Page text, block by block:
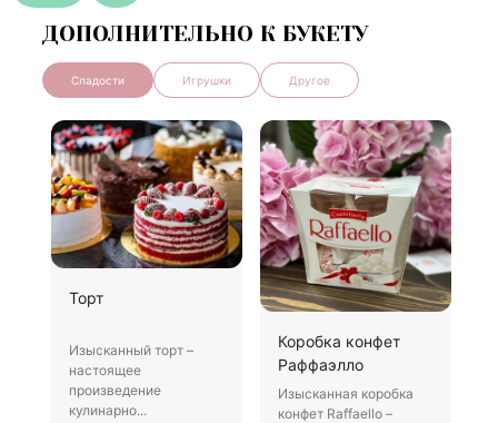
ДОПОЛНИТЕЛЬНО К БУКЕТУ
Сладости Игрушки Другое
Торт
Изысканный торт –
настоящее
произведение
кулинарно...
Коробка конфет
Раффаэлло
Изысканная коробка
конфет Raffaello –